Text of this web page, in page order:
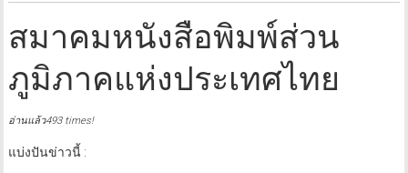
สมาคมหนังสือพิมพ์ส่วน
ภูมิภาคแห่งประเทศไทย
อ่านแล้ว493 times!
แบ่งปันข่าวนี้ :